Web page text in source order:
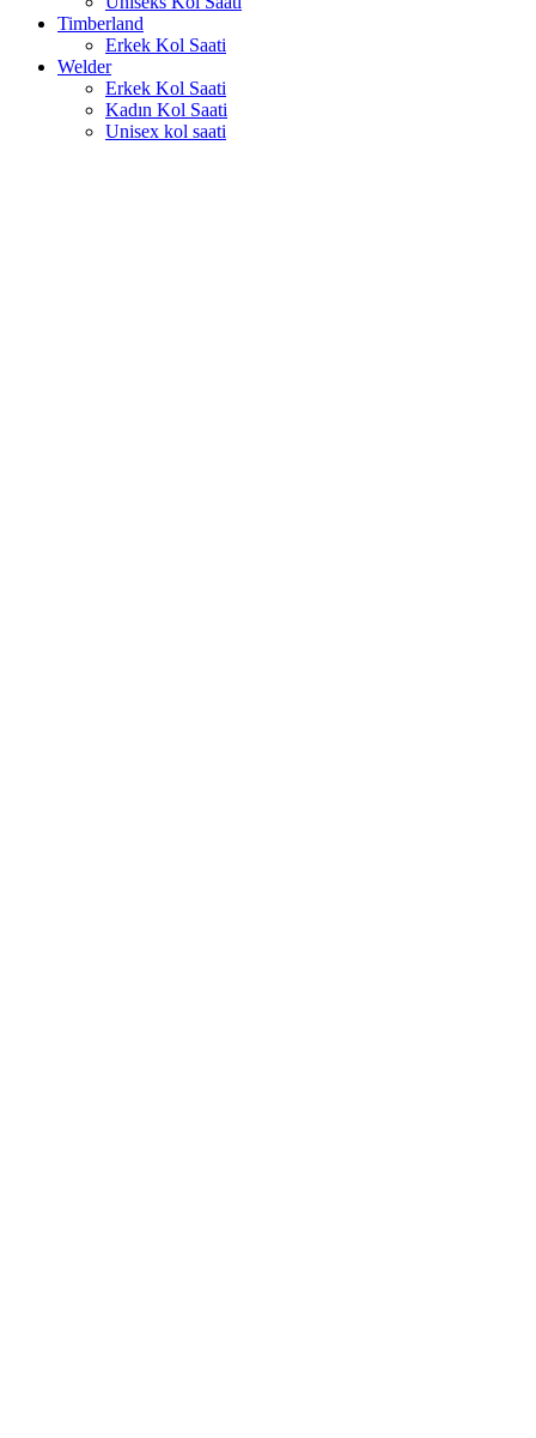
Timberland
Erkek Kol Saati
Welder
Erkek Kol Saati
Kadın Kol Saati
Unisex kol saati